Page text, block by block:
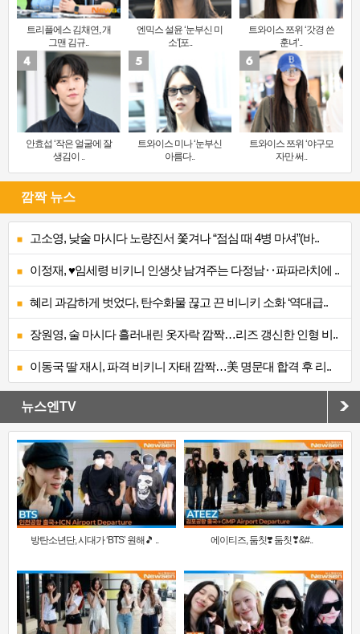
트리플에스 김채연, 개
그맨 김규..
엔믹스 설윤 ‘눈부신 미
소’[포..
트와이스 쯔위 ‘갓경 쓴
훈녀’..
안효섭 ‘작은 얼굴에 잘
생김이 ..
트와이스 미나 ‘눈부신
아름다..
트와이스 쯔위 ‘야구모
자만 써..
깜짝 뉴스
고소영, 낮술 마시다 노량진서 쫓겨나 “점심 때 4병 마셔”(바..
이정재, ♥임세령 비키니 인생샷 남겨주는 다정남‥파파라치에 ..
혜리 과감하게 벗었다, 탄수화물 끊고 끈 비니키 소화 ‘역대급..
장원영, 술 마시다 흘러내린 옷자락 깜짝…리즈 갱신한 인형 비..
이동국 딸 재시, 파격 비키니 자태 깜짝…美 명문대 합격 후 리..
뉴스엔TV
방탄소년단, 시대가 ‘BTS’ 원해🎵 .. 에이티즈, 둠칫❣️ 둠칫❣&#..